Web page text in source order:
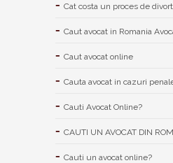
Cat costa un proces de divort
Caut avocat in Romania
Caut avocat online
Cauta avocat in cazuri
Cauti Avocat Online?
CAUTI UN AVOCAT DIN
Cauti un avocat online?